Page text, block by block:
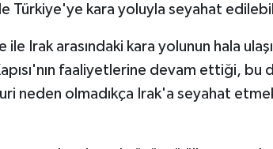
Türkiye'ye kara yoluyla seyahat
ile Irak arasındaki kara yolunun hala
faaliyetlerine devam ettiği, bu
neden olmadıkça Irak'a seyahat